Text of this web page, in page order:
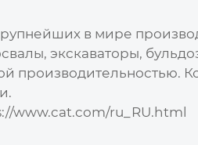
в мире
экскаваторы,
производительностью.
www.cat.com/ru_RU.html